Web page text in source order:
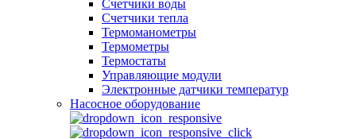
Счетчики воды
Счетчики тепла
Термоманометры
Термометры
Термостаты
Управляющие модули
Электронные датчики температур
Насосное оборудование